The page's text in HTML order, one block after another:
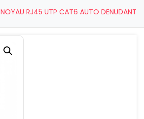
NOYAU RJ45 UTP CAT6 AUTO DENUDANT